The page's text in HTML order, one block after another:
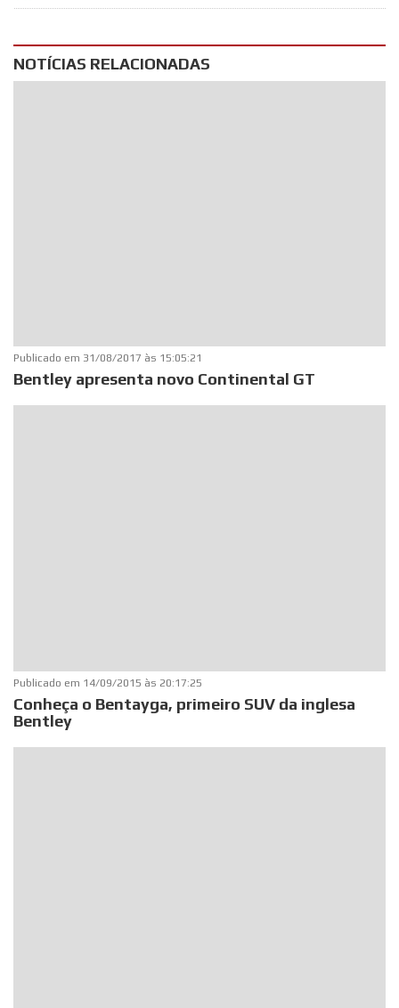
NOTÍCIAS RELACIONADAS
Publicado em 31/08/2017 às 15:05:21
Bentley apresenta novo Continental GT
Publicado em 14/09/2015 às 20:17:25
Conheça o Bentayga, primeiro SUV da inglesa
Bentley